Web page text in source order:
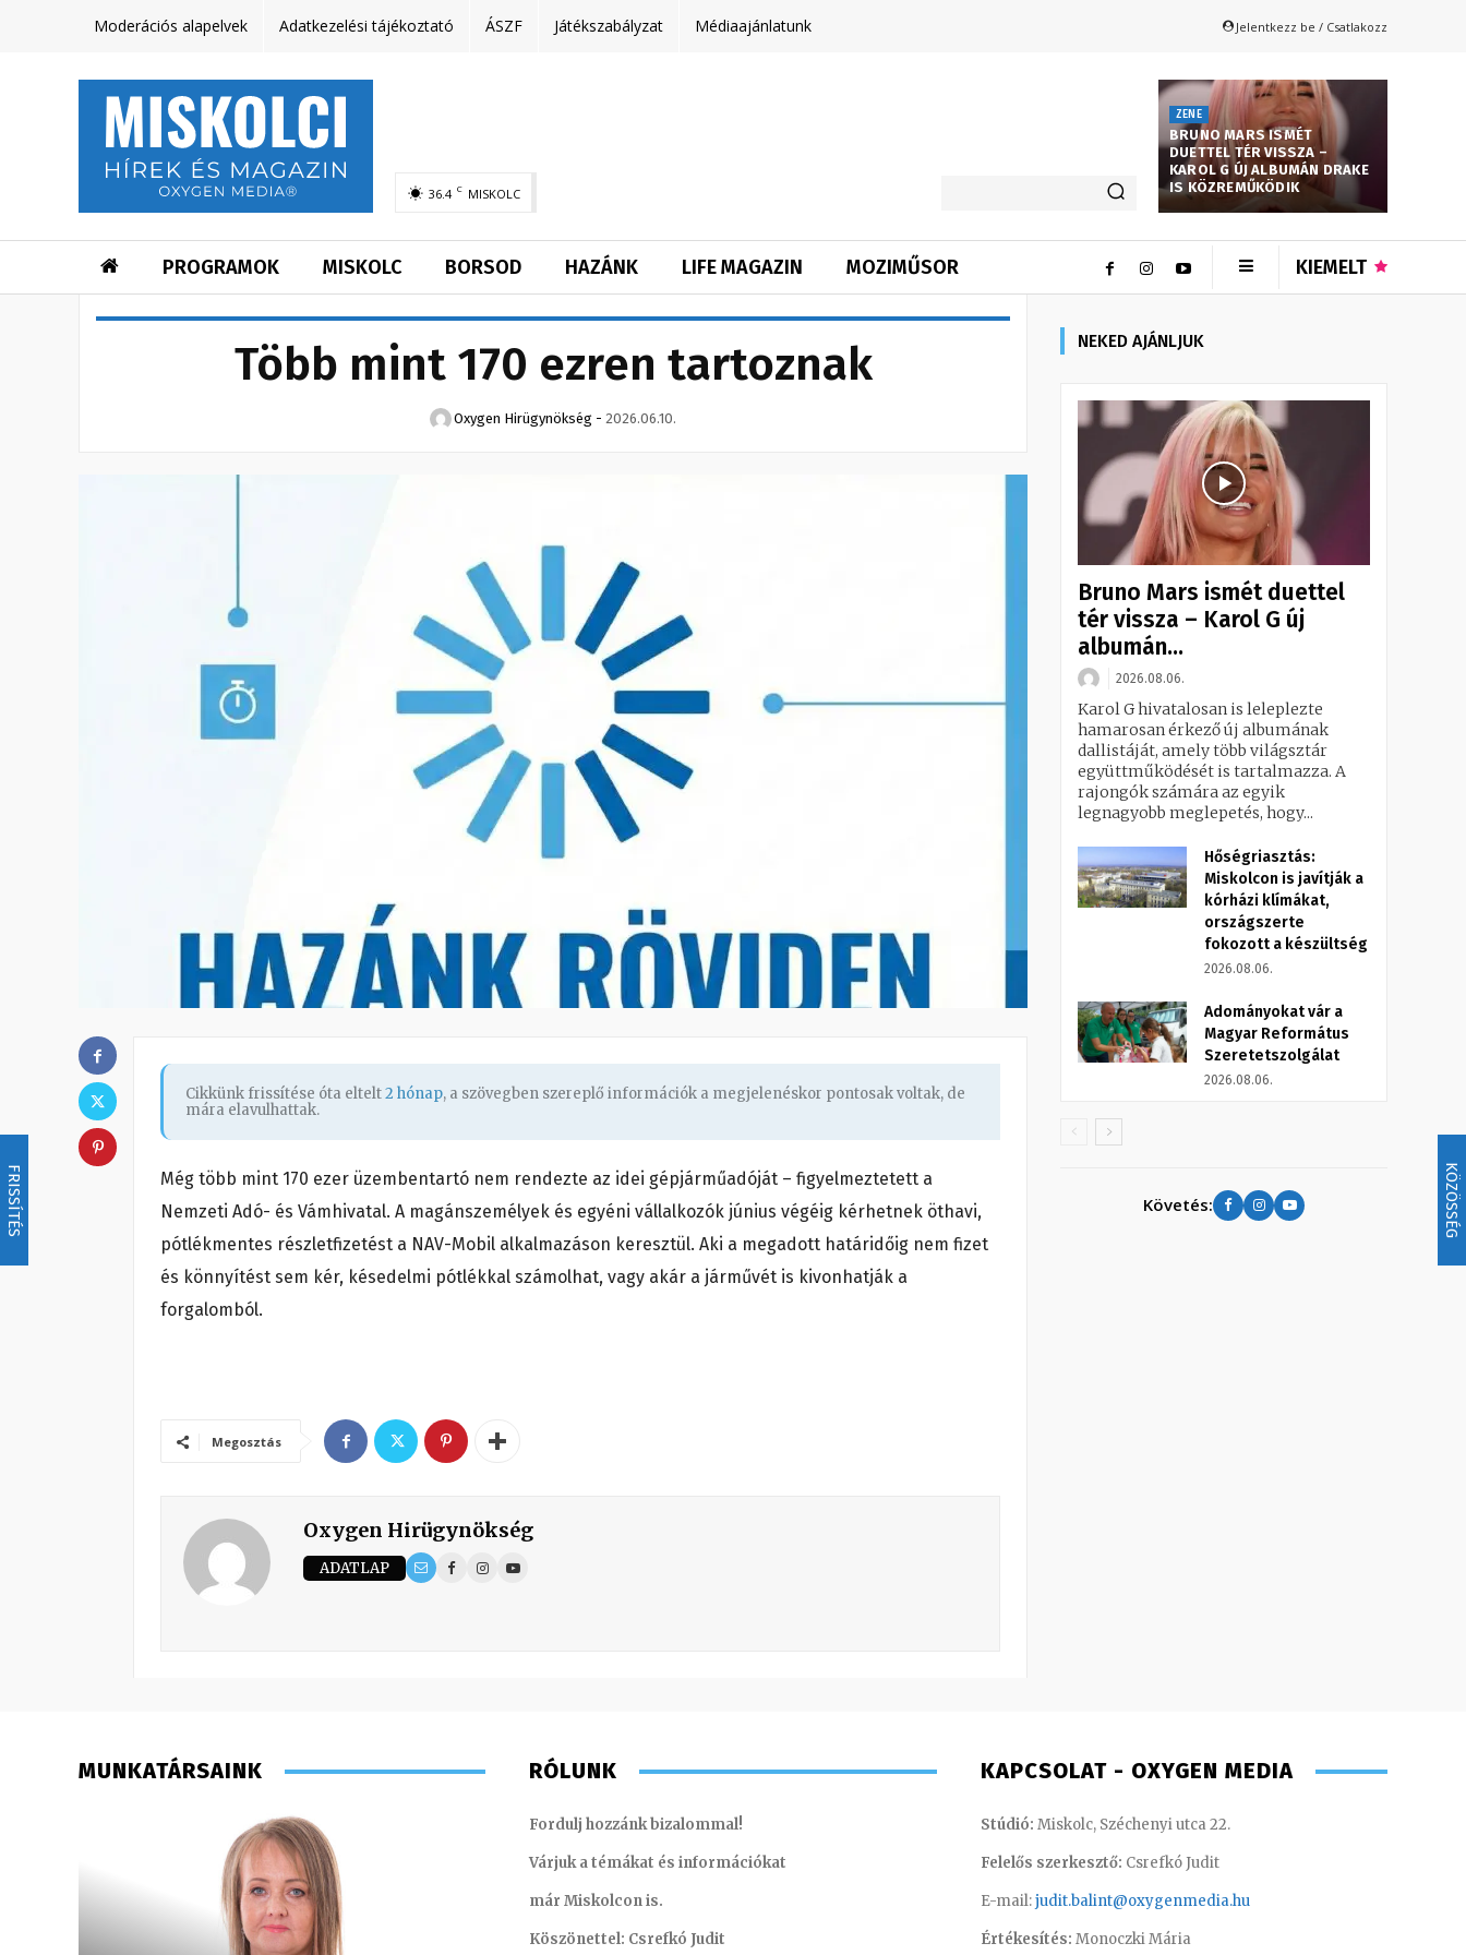
FRISSÍTÉS KÖZÖSSÉG
Moderációs alapelvek Adatkezelési tájékoztató ÁSZF Játékszabályzat Médiaajánlatunk Jelentkezz be / Csatlakozz
36.4 C MISKOLC
ZENE
BRUNO MARS ISMÉT
DUETTEL TÉR VISSZA –
KAROL G ÚJ ALBUMÁN DRAKE
IS KÖZREMŰKÖDIK
PROGRAMOK MISKOLC BORSOD HAZÁNK LIFE MAGAZIN MOZIMŰSOR KIEMELT
Több mint 170 ezren tartoznak
Oxygen Hirügynökség - 2026.06.10.
Cikkünk frissítése óta eltelt2 hónap, a szövegben szereplő információk a megjelenéskor pontosak voltak, de
mára elavulhattak.
Még több mint 170 ezer üzembentartó nem rendezte az idei gépjárműadóját – figyelmeztetett a
Nemzeti Adó- és Vámhivatal. A magánszemélyek és egyéni vállalkozók június végéig kérhetnek öthavi,
pótlékmentes részletfizetést a NAV-Mobil alkalmazáson keresztül. Aki a megadott határidőig nem fizet
és könnyítést sem kér, késedelmi pótlékkal számolhat, vagy akár a járművét is kivonhatják a
forgalomból.
Megosztás
Oxygen Hirügynökség
ADATLAP
NEKED AJÁNLJUK
Bruno Mars ismét duettel
tér vissza – Karol G új
albumán...
2026.08.06.
Karol G hivatalosan is leleplezte
hamarosan érkező új albumának
dallistáját, amely több világsztár
együttműködését is tartalmazza. A
rajongók számára az egyik
legnagyobb meglepetés, hogy...
Hőségriasztás:
Miskolcon is javítják a
kórházi klímákat,
országszerte
fokozott a készültség
2026.08.06.
Adományokat vár a
Magyar Református
Szeretetszolgálat
2026.08.06.
Követés:
MUNKATÁRSAINK RÓLUNK
Fordulj hozzánk bizalommal!
Várjuk a témákat és információkat
már Miskolcon is.
Köszönettel: Csrefkó Judit
KAPCSOLAT - OXYGEN MEDIA
Stúdió: Miskolc, Széchenyi utca 22.
Felelős szerkesztő: Csrefkó Judit
E-mail:judit.balint@oxygenmedia.hu
Értékesítés: Monoczki Mária